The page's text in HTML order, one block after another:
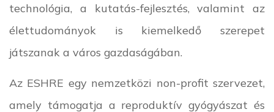
technológia, a kutatás-fejlesztés, valamint az
élettudományok is kiemelkedő szerepet
játszanak a város gazdaságában.
Az ESHRE egy nemzetközi non-profit szervezet,
amely támogatja a reproduktív gyógyászat és